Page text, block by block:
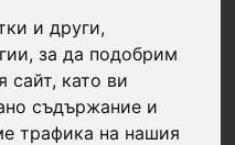
и други,
за да подобрим
сайт, като ви
съдържание и
трафика на нашия